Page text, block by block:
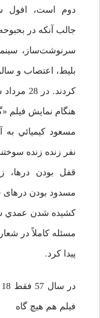
دوم است، افول
جالب آنكه در
سرنوشت‌ساز،
بليط، اعتصاب و
هنگام نمايش فيلم
نفر زنده زنده
قفل بودن درها،
مسدود بودن درهای
كشيده شدن عمدي
مسئله کاملاً در
پیدا کرد.
فيلم هم هيچ گاه